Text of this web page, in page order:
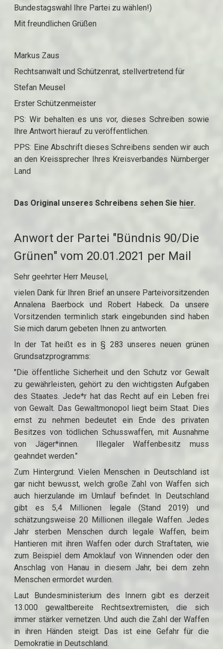
Bundestagswahl Ihre Partei zu wählen!)
Mit freundlichen Grüßen
Markus Zaus
Rechtsanwalt und Schützenrat, stellvertretend für
Stefan Meusel
Erster Schützenmeister
PS: Wir behalten es uns vor, dieses Schreiben sowie
Ihre Antwort hierauf zu veröffentlichen.
PPS: Eine Abschrift dieses Schreibens senden wir auch
an den Kreissprecher Ihres Kreisverbandes Nürnberger
Land
Das Original unseres Schreibens sehen Sie hier.
Anwort der Partei "Bündnis 90/Die
Grünen" vom 20.01.2021 per Mail
Sehr geehrter Herr Meusel,
vielen Dank für Ihren Brief an unsere Parteivorsitzenden
Annalena Baerbock und Robert Habeck. Da unsere
Vorsitzenden terminlich stark eingebunden sind haben
Sie mich darum gebeten Ihnen zu antworten.
In der Tat heißt es in § 283 unseres neuen grünen
Grundsatzprogramms:
"Die öffentliche Sicherheit und den Schutz vor Gewalt
zu gewährleisten, gehört zu den wichtigsten Aufgaben
des Staates. Jede*r hat das Recht auf ein Leben frei
von Gewalt. Das Gewaltmonopol liegt beim Staat. Dies
ernst zu nehmen bedeutet ein Ende des privaten
Besitzes von tödlichen Schusswaffen, mit Ausnahme
von Jäger*innen. Illegaler Waffenbesitz muss
geahndet werden."
Zum Hintergrund: Vielen Menschen in Deutschland ist
gar nicht bewusst, welch große Zahl von Waffen sich
auch hierzulande im Umlauf befindet. In Deutschland
gibt es 5,4 Millionen legale (Stand 2019) und
schätzungsweise 20 Millionen illegale Waffen. Jedes
Jahr sterben Menschen durch legale Waffen, beim
Hantieren mit ihren Waffen oder durch Straftaten, wie
zum Beispiel dem Amoklauf von Winnenden oder den
Anschlag von Hanau in diesem Jahr, bei dem zehn
Menschen ermordet wurden.
Laut Bundesministerium des Innern gibt es derzeit
13.000 gewaltbereite Rechtsextremisten, die sich
immer stärker vernetzen. Und auch die Zahl der Waffen
in ihren Händen steigt. Das ist eine Gefahr für die
Demokratie in Deutschland.